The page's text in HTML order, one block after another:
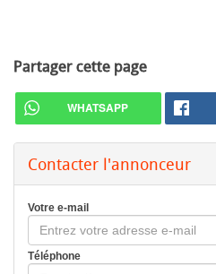
Partager cette page
WHATSAPP
Contacter l'annonceur
Votre e-mail
Téléphone